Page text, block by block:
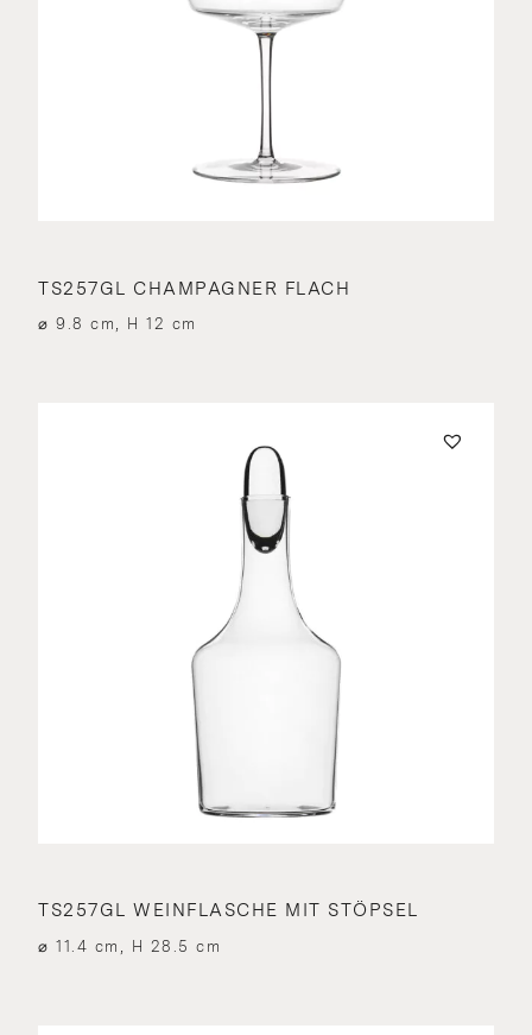
TS257GL CHAMPAGNER FLACH
⌀ 9.8 cm, H 12 cm
TS257GL WEINFLASCHE MIT STÖPSEL
⌀ 11.4 cm, H 28.5 cm